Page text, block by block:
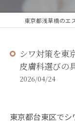
シワ対策を東
皮膚科選びの
2026/04/24
東京都台東区で